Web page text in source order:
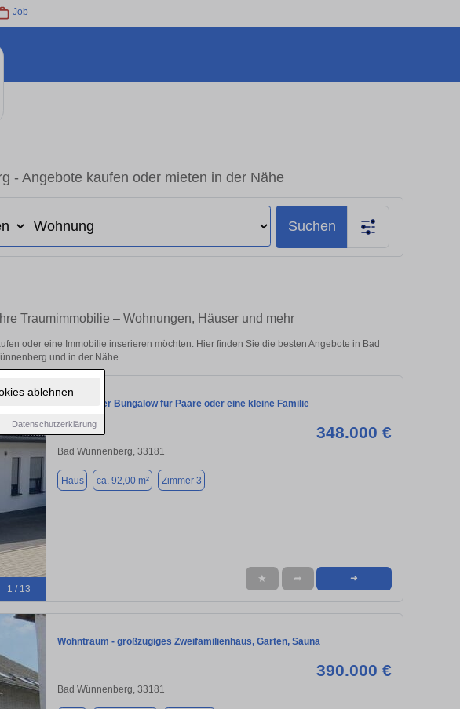
ablehnen
Datenschutzerklärung
Job
- Angebote kaufen oder mieten in der Nähe
Suchen
Traumimmobilie – Wohnungen, Häuser und mehr
oder eine Immobilie inserieren möchten: Hier finden Sie die besten Angebote in Bad
und in der Nähe.
1 / 13
Charmanter Bungalow für Paare oder eine kleine Familie
348.000 €
Bad Wünnenberg, 33181
Haus ca. 92,00 m² Zimmer 3
★ ➦ ➜
Wohntraum - großzügiges Zweifamilienhaus, Garten, Sauna
390.000 €
Bad Wünnenberg, 33181